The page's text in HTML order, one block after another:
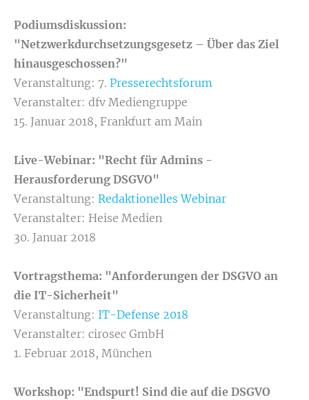
Podiumsdiskussion:
"Netzwerkdurchsetzungsgesetz – Über das Ziel
hinausgeschossen?"
Veranstaltung: 7. Presserechtsforum
Veranstalter: dfv Mediengruppe
15. Januar 2018, Frankfurt am Main
Live-Webinar: "Recht für Admins -
Herausforderung DSGVO"
Veranstaltung: Redaktionelles Webinar
Veranstalter: Heise Medien
30. Januar 2018
Vortragsthema: "Anforderungen der DSGVO an
die IT-Sicherheit"
Veranstaltung: IT-Defense 2018
Veranstalter: cirosec GmbH
1. Februar 2018, München
Workshop: "Endspurt! Sind die auf die DSGVO